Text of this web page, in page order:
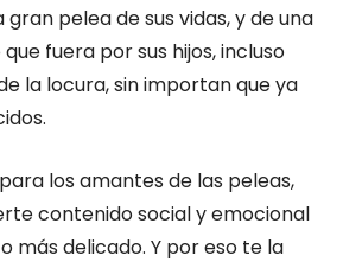
pelea de sus vidas, y de una
fuera por sus hijos, incluso
la locura, sin importan que ya
los amantes de las peleas,
contenido social y emocional
más delicado. Y por eso te la